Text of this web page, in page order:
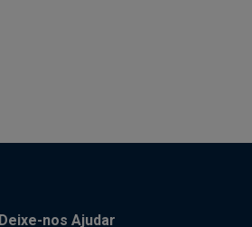
Deixe-nos Ajudar